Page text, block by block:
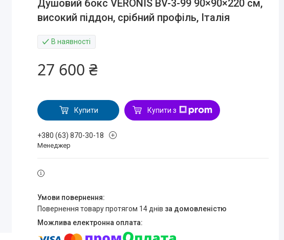
Душовий бокс VERONIS BV-3-99 90×90×220 см,
високий піддон, срібний профіль, Італія
В наявності
27 600 ₴
Купити Купити з
+380 (63) 870-30-18
Менеджер
повернення товару протягом 14 днів за домовленістю